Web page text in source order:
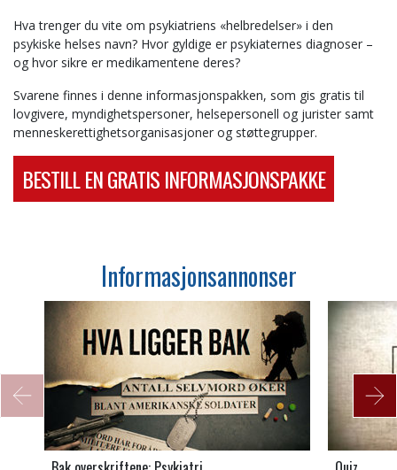
Hva trenger du vite om psykiatriens «helbredelser» i den
psykiske helses navn? Hvor gyldige er psykiaternes diagnoser –
og hvor sikre er medikamentene deres?
Svarene finnes i denne informasjonspakken, som gis gratis til
lovgivere, myndighetspersoner, helsepersonell og jurister samt
menneskerettighetsorganisasjoner og støttegrupper.
BESTILL EN GRATIS INFORMASJONSPAKKE
Informasjonsannonser